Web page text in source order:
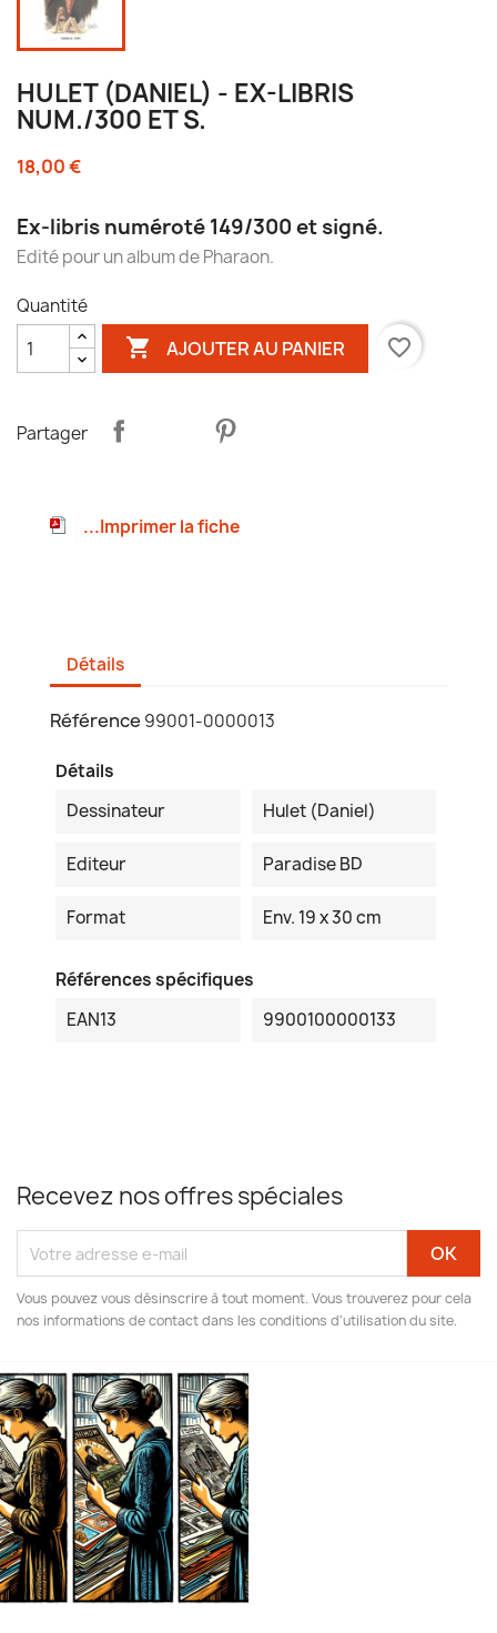
HULET (DANIEL) - EX-LIBRIS
NUM./300 ET S.
18,00 €
Ex-libris numéroté 149/300 et signé.
Edité pour un album de Pharaon.
Quantité
 AJOUTER AU PANIER favorite_border
Partager
...Imprimer la fiche
Détails
Référence 99001-0000013
Détails
Dessinateur
Hulet (Daniel)
Editeur Paradise BD
Format Env. 19 x 30 cm
Références spécifiques
EAN13
9900100000133
Recevez nos offres spéciales
Vous pouvez vous désinscrire à tout moment. Vous trouverez pour cela
nos informations de contact dans les conditions d'utilisation du site.